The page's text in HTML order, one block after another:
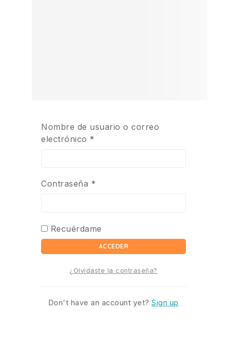
Nombre de usuario o correo
electrónico *
Contraseña *
Recuérdame
ACCEDER
¿Olvidaste la contraseña?
Don't have an account yet? Sign up